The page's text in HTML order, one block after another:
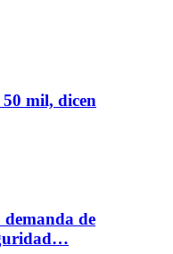
50 mil, dicen
de